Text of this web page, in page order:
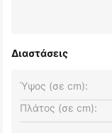
Διαστάσεις
Πλάτος (σε cm):
Ύψος (σε cm):